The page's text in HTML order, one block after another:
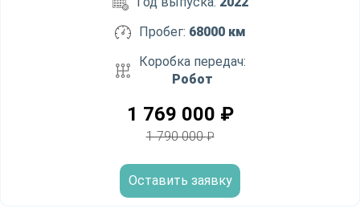
Пробег: 68000 км
Коробка передач:
Робот
1 769 000 ₽
1 790 000₽
Оставить заявку